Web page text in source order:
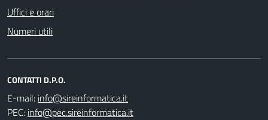
Uffici e orari
Numeri utili
CONTATTI D.P.O.
E-mail:
PEC: